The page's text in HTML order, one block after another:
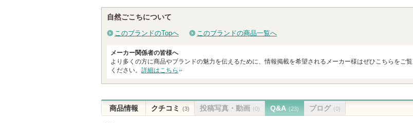
自然ごこちについて
このブランドのTopへ このブランドの商品一覧へ
メーカー関係者の皆様へ
より多くの方に商品やブランドの魅力を伝えるために、情報掲載を希望されるメーカー様はぜひこちらをご覧
ください。 詳細はこちら
商品情報 クチコミ (3) 投稿写真・動画 (0) Q&A (23) ブログ (0)